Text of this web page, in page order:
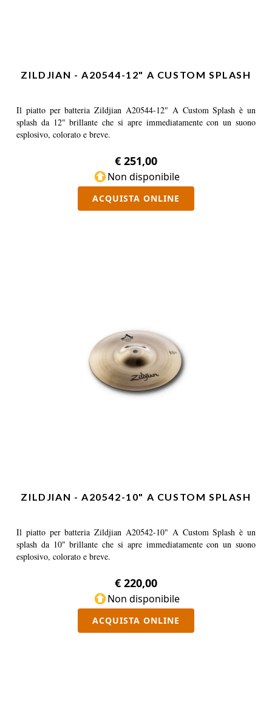
ZILDJIAN - A20544-12" A CUSTOM SPLASH
Il piatto per batteria Zildjian A20544-12" A Custom Splash è un
splash da 12" brillante che si apre immediatamente con un suono
esplosivo, colorato e breve.
€ 251,00
Non disponibile
ACQUISTA ONLINE
ZILDJIAN - A20542-10" A CUSTOM SPLASH
Il piatto per batteria Zildjian A20542-10" A Custom Splash è un
splash da 10" brillante che si apre immediatamente con un suono
esplosivo, colorato e breve.
€ 220,00
Non disponibile
ACQUISTA ONLINE